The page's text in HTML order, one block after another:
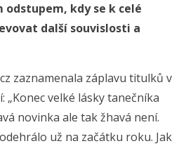
odstupem, kdy se k celé
další souvislosti a
zaznamenala záplavu titulků v
„Konec velké lásky tanečníka
novinka ale tak žhavá není.
už na začátku roku. Jak